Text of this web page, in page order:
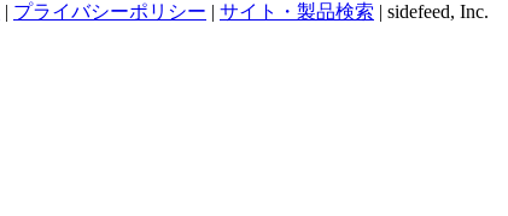
| プライバシーポリシー | サイト・製品検索 | sidefeed, Inc.